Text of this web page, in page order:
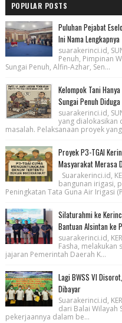
POPULAR POSTS
Puluhan Pejabat
Ini Nama Lengkapnya
suarakerinci.id,
Penuh, Pimpinan
Sungai Penuh, Alfin-Azhar, Sen...
Kelompok Tani
Sungai Penuh
suarakerinci.id,
yang dialokasikan
masalah. Pelaksanaan proyek
Proyek P3-TGAI
Masyarakat Merasa
Suarakerinci.id,
bangunan irigasi,
Peningkatan Tata Guna Air Irigasi
Silaturahmi ke
Bantuan Alsintan ke
suarakerinci.id,
Fasha,
jajaran Pemerintah Daerah K...
Lagi BWSS VI
Dibayar
Suarakerinci.id,
dari Balai Wilayah
pekerjaannya dalam be...